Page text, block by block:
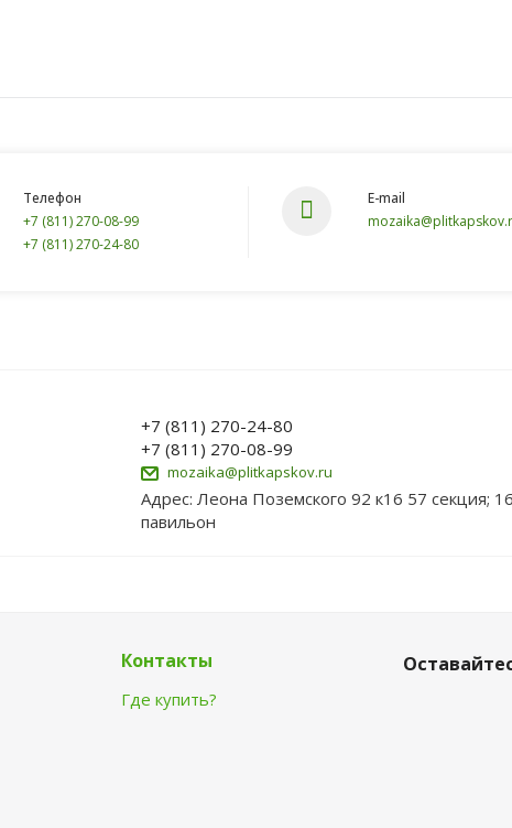
Телефон
+7 (811) 270-08-99
+7 (811) 270-24-80
E-mail
+7 (811) 270-24-80
+7 (811) 270-08-99
mozaika@plitkapskov.ru
Адрес: Леона Поземского 92 к16 57 секция;
павильон
Контакты
Где купить?